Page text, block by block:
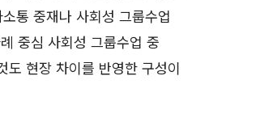
통 중재나 사회성 그룹수업
중심 사회성 그룹수업 중
도 현장 차이를 반영한 구성이